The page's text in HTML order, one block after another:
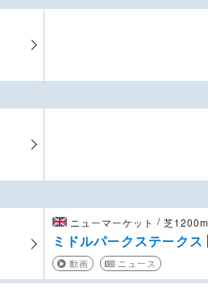
ニューマーケット / 芝1200m
ミドルパークステークス
動画 ニュース